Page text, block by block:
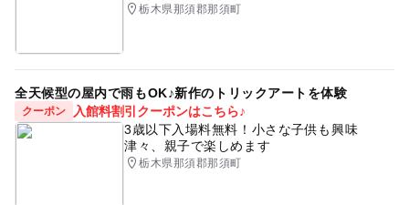
栃木県那須郡那須町
全天候型の屋内で雨もOK♪新作のトリックアートを体験
クーポン
入館料割引クーポンはこちら♪
3歳以下入場料無料！小さな子供も興味
津々、親子で楽しめます
栃木県那須郡那須町